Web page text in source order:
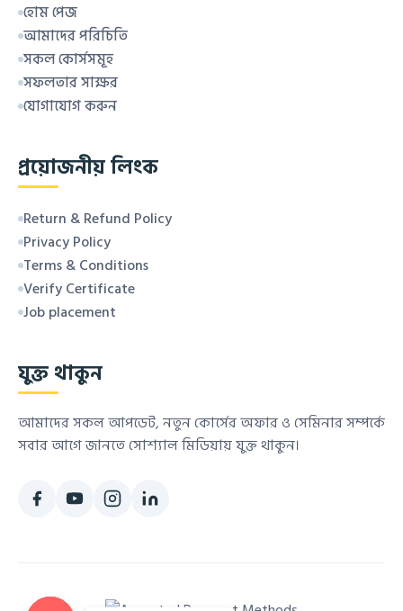
হোম পেজ
আমাদের পরিচিতি
সকল কোর্সসমূহ
সফলতার সাক্ষর
যোগাযোগ করুন
প্রয়োজনীয় লিংক
Return & Refund Policy
Privacy Policy
Terms & Conditions
Verify Certificate
Job placement
যুক্ত থাকুন
আমাদের সকল আপডেট, নতুন কোর্সের অফার ও সেমিনার সম্পর্কে
সবার আগে জানতে সোশ্যাল মিডিয়ায় যুক্ত থাকুন।